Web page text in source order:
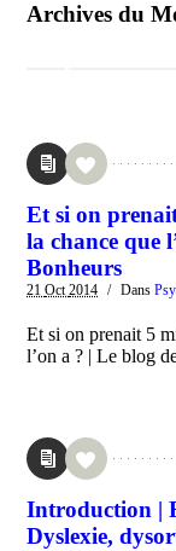
Archives du
Et si on
la chance que
Bonheurs
21Oct2014 / Dans
Et si on prenait 5
l’on a ? | Le blog
Introduction |
Dyslexie,